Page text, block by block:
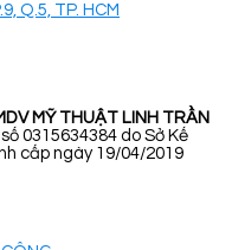
Q.5, TP. HCM
MỸ THUẬT LINH TRẦN
0315634384 do Sở Kế
cấp ngày 19/04/2019